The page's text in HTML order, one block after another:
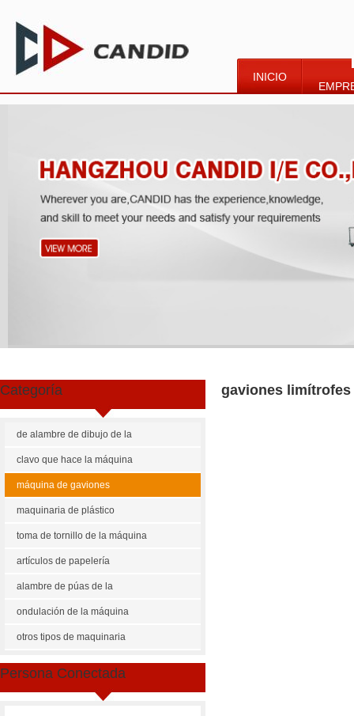
INICIO
Categoría
de alambre de dibujo de la
máquina
clavo que hace la máquina
máquina de gaviones
maquinaria de plástico
toma de tornillo de la máquina
artículos de papelería
maquinaria
alambre de púas de la
máquina
ondulación de la máquina
otros tipos de maquinaria
Persona Conectada
gaviones limítrofes